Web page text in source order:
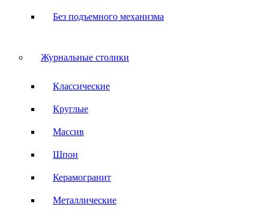
Без подъемного механизма
Журнальные столики
Классические
Круглые
Массив
Шпон
Керамогранит
Металлические